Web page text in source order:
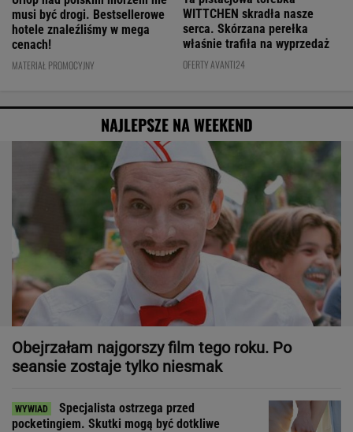
musi być drogi. Bestsellerowe
hotele znaleźliśmy w mega
cenach!
MATERIAŁ PROMOCYJNY
WITTCHEN skradła nasze
serca. Skórzana perełka
właśnie trafiła na wyprzedaż
OFERTY AVANTI24
NAJLEPSZE NA WEEKEND
Obejrzałam najgorszy film tego roku. Po
seansie zostaje tylko niesmak
Specjalista ostrzega przed
pocketingiem. Skutki mogą być dotkliwe